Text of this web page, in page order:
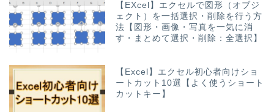
【EXcel】エクセルで図形（オブジ
ェクト）を一括選択・削除を行う方
法【図形・画像・写真を一気に消
す・まとめて選択・削除：全選択】
【Excel】エクセル初心者向けショ
ートカット10選【よく使うショート
カットキー】